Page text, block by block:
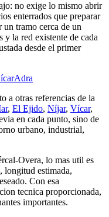
no exige lo mismo abrir
enterrados que preparar
tramo cerca de un
y la red existente de cada
desde el primer
Adra
a otras referencias de la
, El Ejido, Níjar, Vícar,
en cada punto, sino de
urbano, industrial,
Overa, lo mas util es
longitud estimada,
Con esa
tecnica proporcionada,
importantes.